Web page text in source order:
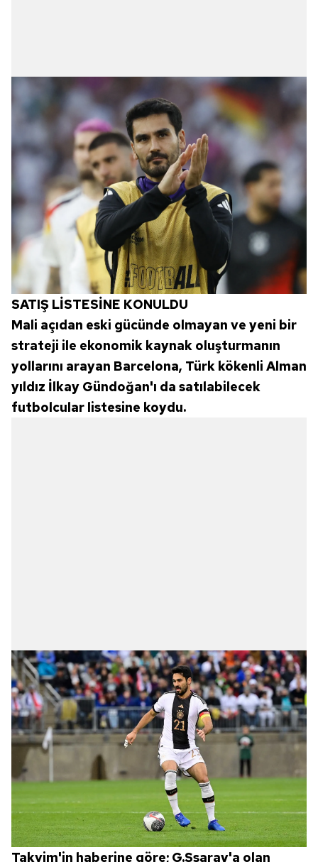
SATIŞ LİSTESİNE KONULDU
Mali açıdan eski gücünde olmayan ve yeni bir
strateji ile ekonomik kaynak oluşturmanın
yollarını arayan Barcelona, Türk kökenli Alman
yıldız İlkay Gündoğan'ı da satılabilecek
futbolcular listesine koydu.
Takvim'in haberine göre; G.Ssaray'a olan